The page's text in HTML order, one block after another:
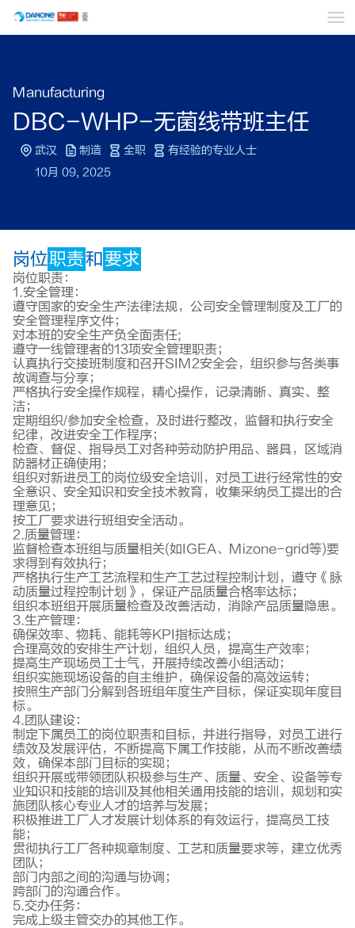
Manufacturing
DBC-WHP-无菌线带班主任
武汉 制造 全职
有经验的专业人士
10月 09, 2025
岗位职责和要求
岗位职责：
1.安全管理：
遵守国家的安全生产法律法规，公司安全管理制度及工厂的
安全管理程序文件；
对本班的安全生产负全面责任;
遵守一线管理者的13项安全管理职责；
认真执行交接班制度和召开SIM2安全会，组织参与各类事
故调查与分享；
严格执行安全操作规程，精心操作，记录清晰、真实、整
洁；
定期组织/参加安全检查，及时进行整改，监督和执行安全
纪律，改进安全工作程序；
检查、督促、指导员工对各种劳动防护用品、器具，区域消
防器材正确使用；
组织对新进员工的岗位级安全培训，对员工进行经常性的安
全意识、安全知识和安全技术教育，收集采纳员工提出的合
理意见；
按工厂要求进行班组安全活动。
2.质量管理：
监督检查本班组与质量相关(如IGEA、Mizone-grid等)要
求得到有效执行；
严格执行生产工艺流程和生产工艺过程控制计划，遵守《脉
动质量过程控制计划》，保证产品质量合格率达标；
组织本班组开展质量检查及改善活动，消除产品质量隐患。
3.生产管理：
确保效率、物耗、能耗等KPI指标达成；
合理高效的安排生产计划，组织人员，提高生产效率；
提高生产现场员工士气，开展持续改善小组活动；
组织实施现场设备的自主维护，确保设备的高效运转；
按照生产部门分解到各班组年度生产目标，保证实现年度目
标。
4.团队建设：
制定下属员工的岗位职责和目标，并进行指导，对员工进行
绩效及发展评估，不断提高下属工作技能，从而不断改善绩
效，确保本部门目标的实现；
组织开展或带领团队积极参与生产、质量、安全、设备等专
业知识和技能的培训及其他相关通用技能的培训，规划和实
施团队核心专业人才的培养与发展；
积极推进工厂人才发展计划体系的有效运行，提高员工技
能；
贯彻执行工厂各种规章制度、工艺和质量要求等，建立优秀
团队；
部门内部之间的沟通与协调；
跨部门的沟通合作。
5.交办任务：
完成上级主管交办的其他工作。